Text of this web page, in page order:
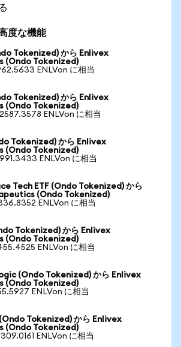
度な機能
Tokenized) から Enlivex
(Ondo Tokenized)
ENLVon に相当
Tokenized) から Enlivex
(Ondo Tokenized)
ENLVon に相当
Tokenized) から Enlivex
(Ondo Tokenized)
ENLVon に相当
Tech ETF (Ondo Tokenized) から
(Ondo Tokenized)
ENLVon に相当
Tokenized) から Enlivex
(Ondo Tokenized)
ENLVon に相当
(Ondo Tokenized) から Enlivex
(Ondo Tokenized)
ENLVon に相当
Tokenized) から Enlivex
(Ondo Tokenized)
ENLVon に相当